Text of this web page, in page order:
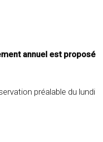
annuel est proposé
préalable du lundi